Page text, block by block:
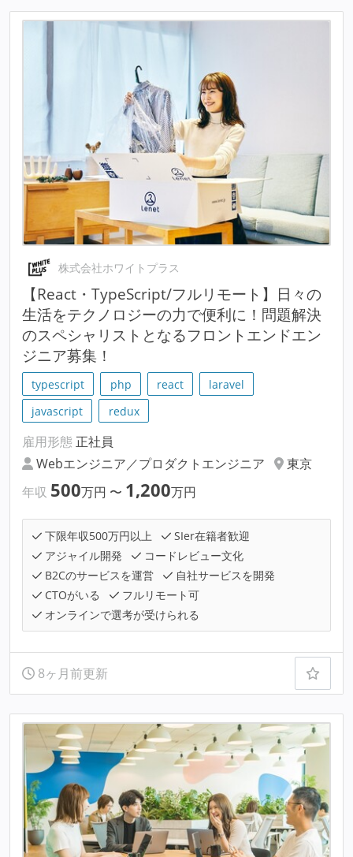
株式会社ホワイトプラス
【React・TypeScript/フルリモート】日々の
生活をテクノロジーの力で便利に！問題解決
のスペシャリストとなるフロントエンドエン
ジニア募集！
typescript php react
laravel
javascript
redux
雇用形態 正社員
Webエンジニア／プロダクトエンジニア
東京
年収 500万円 〜 1,200万円
下限年収500万円以上
SIer在籍者歓迎
アジャイル開発
コードレビュー文化
B2Cのサービスを運営
自社サービスを開発
CTOがいる
フルリモート可
オンラインで選考が受けられる
8ヶ月前更新